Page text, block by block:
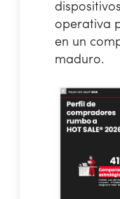
operativa
en un
maduro.